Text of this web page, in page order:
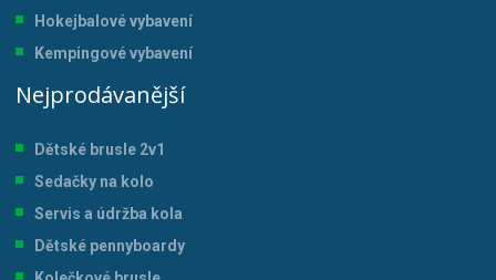
Hokejbalové vybavení
Kempingové vybavení
Nejprodávanější
Dětské brusle 2v1
Sedačky na kolo
Servis a údržba kola
Dětské pennyboardy